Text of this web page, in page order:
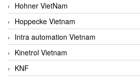
Hohner VietNam
Hoppecke Vietnam
Intra automation Vietnam
Kinetrol Vietnam
KNF